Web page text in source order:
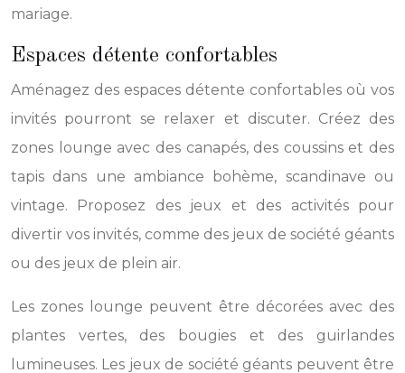
mariage.
Espaces détente confortables
Aménagez des espaces détente confortables où vos
invités pourront se relaxer et discuter. Créez des
zones lounge avec des canapés, des coussins et des
tapis dans une ambiance bohème, scandinave ou
vintage. Proposez des jeux et des activités pour
divertir vos invités, comme des jeux de société géants
ou des jeux de plein air.
Les zones lounge peuvent être décorées avec des
plantes vertes, des bougies et des guirlandes
lumineuses. Les jeux de société géants peuvent être